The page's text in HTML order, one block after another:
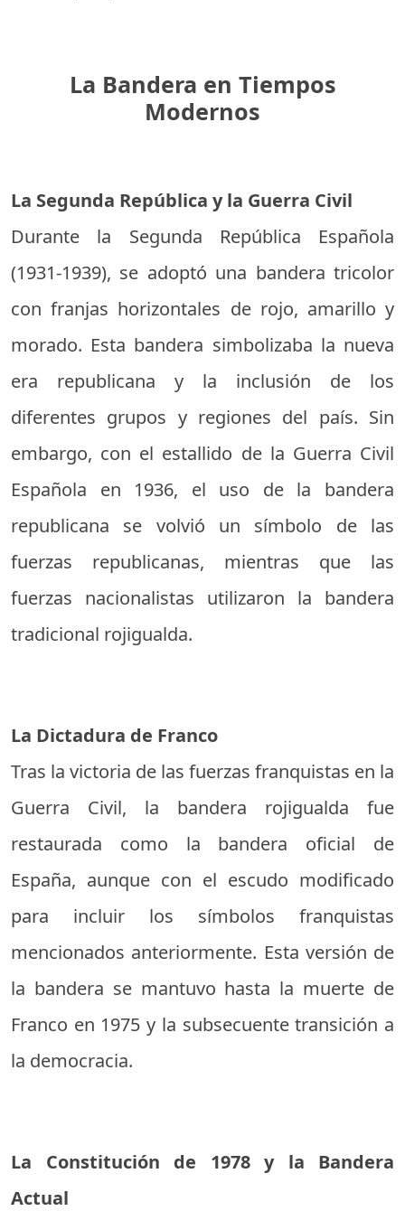
La Bandera en Tiempos
Modernos
La Segunda República y la Guerra Civil
Durante la Segunda República Española
(1931-1939), se adoptó una bandera tricolor
con franjas horizontales de rojo, amarillo y
morado. Esta bandera simbolizaba la nueva
era republicana y la inclusión de los
diferentes grupos y regiones del país. Sin
embargo, con el estallido de la Guerra Civil
Española en 1936, el uso de la bandera
republicana se volvió un símbolo de las
fuerzas republicanas, mientras que las
fuerzas nacionalistas utilizaron la bandera
tradicional rojigualda.
La Dictadura de Franco
Tras la victoria de las fuerzas franquistas en la
Guerra Civil, la bandera rojigualda fue
restaurada como la bandera oficial de
España, aunque con el escudo modificado
para incluir los símbolos franquistas
mencionados anteriormente. Esta versión de
la bandera se mantuvo hasta la muerte de
Franco en 1975 y la subsecuente transición a
la democracia.
La Constitución de 1978 y la Bandera
Actual